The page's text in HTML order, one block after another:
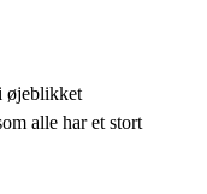
øjeblikket
alle har et stort